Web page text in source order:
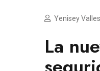
Yenisey Valles
La